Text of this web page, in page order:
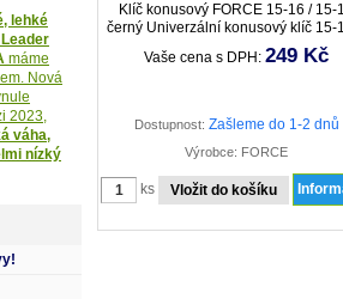
Klíč konusový FORCE 15-16 / 15-
černý Univerzální konusový klíč 15-
druhá strana 15-17,
rukojeť, pro domácí servis nábojů
Vaše cena s DPH: 249 Kč
Dostupnost: Zašleme do 1-2 dnů
Výrobce: FORCE
ks
lehké
máme
Nová
2023,
váha,
nízký